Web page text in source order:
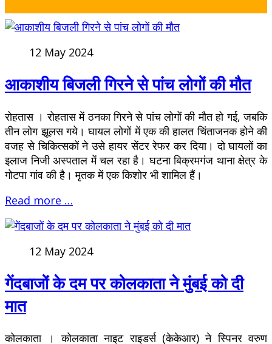
12 May 2024
आकाशीय बिजली गिरने से पांच लोगों की मौत
रोहतास । रोहतास में ठनका गिरने से पांच लोगों की मौत हो गई, जबकि
तीन लोग झूलस गये। घायल लोगों में एक की हालत चिंताजनक होने की
वजह से चिकित्सकों ने उसे हायर सेंटर रेफर कर दिया। दो घायलों का
इलाज निजी अस्पताल में चल रहा है। घटना बिक्रमगंज थाना क्षेत्र के
गोटपा गांव की है। मृतक में एक किशोर भी शामिल हैं।
Read more …
12 May 2024
गेंदबाजों के दम पर कोलकाता ने मुंबई को दी
मात
कोलकाता । कोलकाता नाइट राइडर्स (केकेआर) ने स्पिनर वरुण